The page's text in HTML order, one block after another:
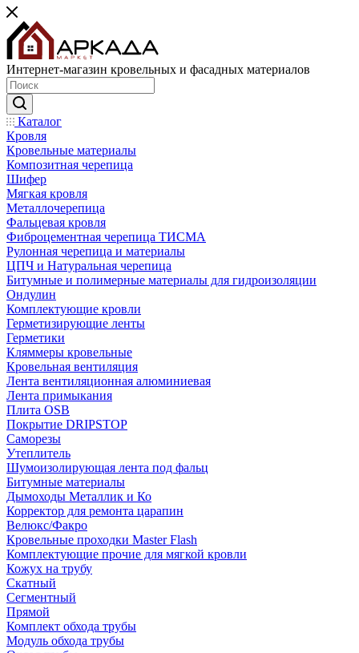
Интернет-магазин кровельных и фасадных материалов
Каталог
Кровля
Кровельные материалы
Композитная черепица
Шифер
Мягкая кровля
Металлочерепица
Фальцевая кровля
Фиброцементная черепица ТИСМА
Рулонная черепица и материалы
ЦПЧ и Натуральная черепица
Битумные и полимерные материалы для гидроизоляции
Ондулин
Комплектующие кровли
Герметизирующие ленты
Герметики
Кляммеры кровельные
Кровельная вентиляция
Лента вентиляционная алюминиевая
Лента примыкания
Плита OSB
Покрытие DRIPSTOP
Саморезы
Утеплитель
Шумоизолирующая лента под фальц
Битумные материалы
Дымоходы Металлик и Ко
Корректор для ремонта царапин
Велюкс/Факро
Кровельные проходки Master Flash
Комплектующие прочие для мягкой кровли
Кожух на трубу
Скатный
Сегментный
Прямой
Комплект обхода трубы
Модуль обхода трубы